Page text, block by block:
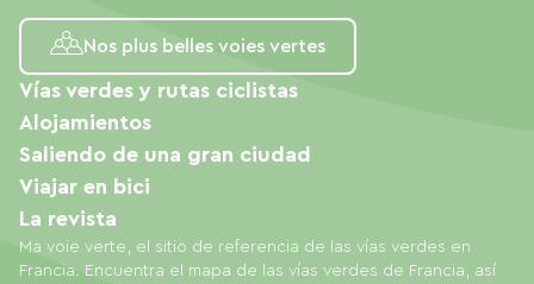
Nos plus belles voies vertes
Ma voie verte, el sitio de referencia de las vías verdes en
Francia. Encuentra el mapa de las vías verdes de Francia, así
Vías verdes y rutas ciclistas
Alojamientos
Saliendo de una gran ciudad
Viajar en bici
La revista